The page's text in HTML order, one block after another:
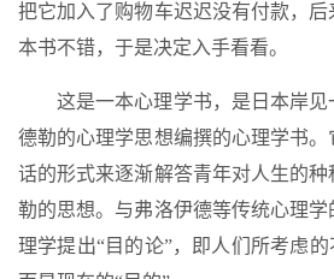
把它加入了购物车迟迟没有付款，
本书不错，于是决定入手看看。
这是一本心理学书，是日本岸见
德勒的心理学思想编撰的心理学书
话的形式来逐渐解答青年对人生的
勒的思想。与弗洛伊德等传统心理
理学提出“目的论”，即人们所考虑的